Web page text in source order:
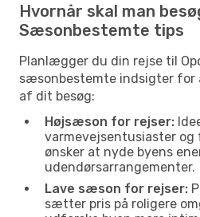
Hvornår skal man
Sæsonbestemte tips
Planlægger du din rejse til
sæsonbestemte indsigter for
af dit besøg:
Højsæson for rejser:
varmevejsentusiaster og
ønsker at nyde byens
udendørsarrangementer.
Lave sæson for rejser:
sætter pris på roligere